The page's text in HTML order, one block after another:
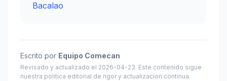
Bacalao
Escrito por Equipo Comecan
Revisado y actualizado el 2026-04-23. Este contenido sigue
nuestra politica editorial de rigor y actualizacion continua.